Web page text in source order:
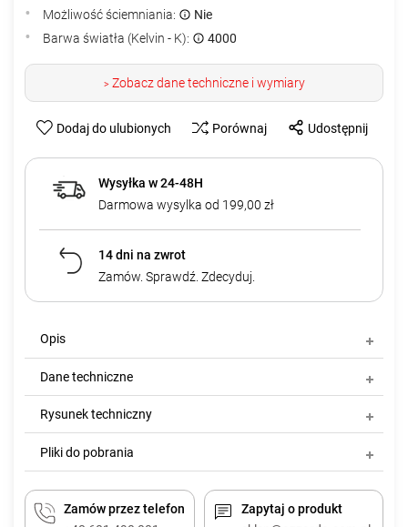
Możliwość ściemniania:
Nie
Barwa światła (Kelvin - K):
4000
>Zobacz dane techniczne i wymiary
Dodaj do ulubionych Porównaj Udostępnij
Wysyłka w 24-48H
Darmowa wysylka od 199,00 zł
14 dni na zwrot
Zamów. Sprawdź. Zdecyduj.
Opis
Dane techniczne
Rysunek techniczny
Pliki do pobrania
Zamów przez telefon
Zapytaj o produkt